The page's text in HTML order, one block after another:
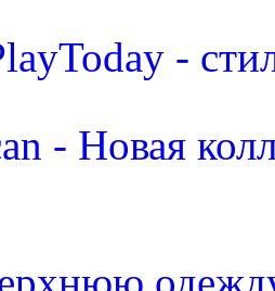
-
- Новая